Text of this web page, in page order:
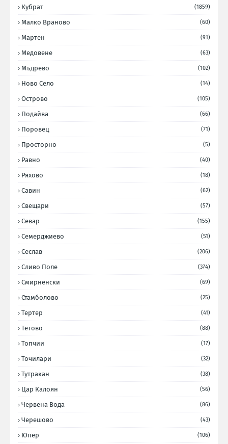
Кубрат (1859)
Малко Враново (60)
Мартен (91)
Медовене (63)
Мъдрево (102)
Ново Село (14)
Острово (105)
Подайва (66)
Поровец (71)
Просторно (5)
Равно (40)
Ряхово (18)
Савин (62)
Свещари (57)
Севар (155)
Семерджиево (51)
Сеслав (206)
Сливо Поле (374)
Смирненски (69)
Стамболово (25)
Тертер (41)
Тетово (88)
Топчии (17)
Точилари (32)
Тутракан (38)
Цар Калоян (56)
Червена Вода (86)
Черешово (43)
Юпер (106)